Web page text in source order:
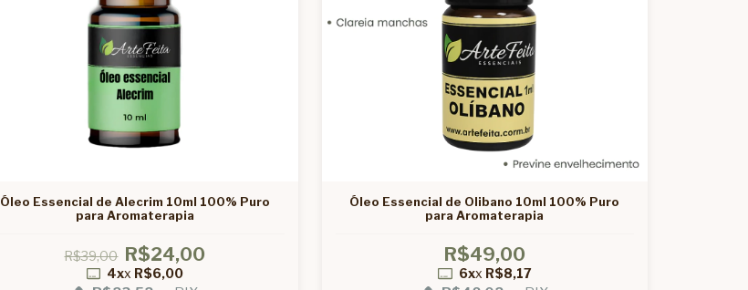
Óleo Essencial de Alecrim 10ml 100% Puro
para Aromaterapia
R$39,00 R$24,00
4xx R$6,00
Óleo Essencial de Olibano 10ml 100% Puro
para Aromaterapia
R$49,00
6xx R$8,17